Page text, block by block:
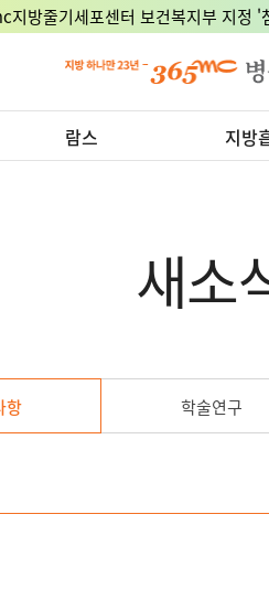
지방줄기세포센터 보건복지부 지정
람스 지방
새소
항 학술연구